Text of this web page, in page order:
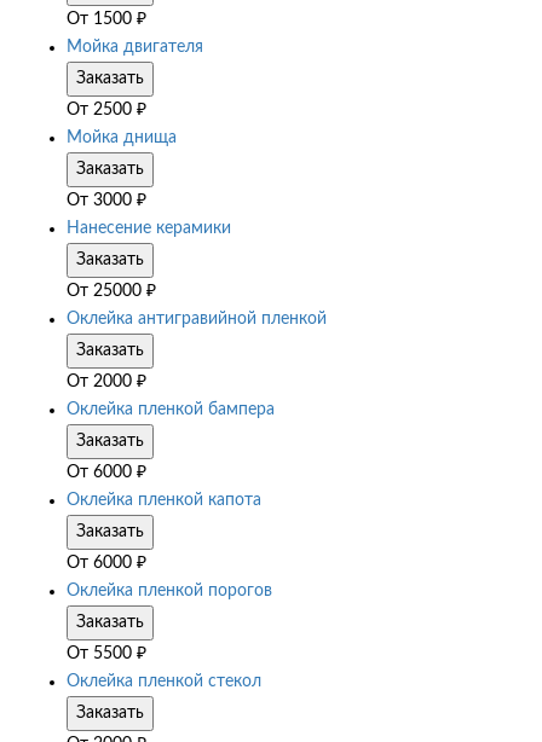
От 1500 ₽
Мойка двигателя
Заказать
От 2500 ₽
Мойка днища
Заказать
От 3000 ₽
Нанесение керамики
Заказать
От 25000 ₽
Оклейка антигравийной пленкой
Заказать
От 2000 ₽
Оклейка пленкой бампера
Заказать
От 6000 ₽
Оклейка пленкой капота
Заказать
От 6000 ₽
Оклейка пленкой порогов
Заказать
От 5500 ₽
Оклейка пленкой стекол
Заказать